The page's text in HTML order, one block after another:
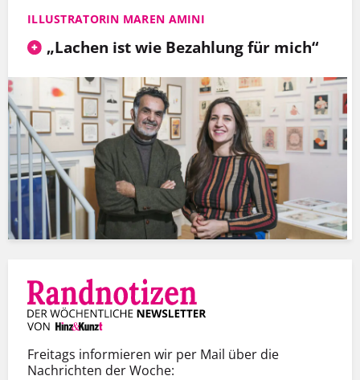
ILLUSTRATORIN MAREN AMINI
„Lachen ist wie Bezahlung für mich“
Freitags informieren wir per Mail über die
Nachrichten der Woche: